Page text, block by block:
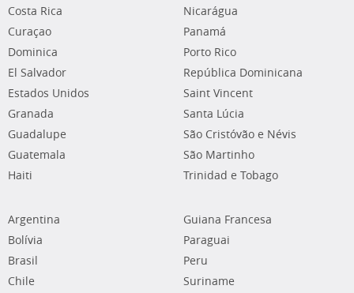
Costa Rica
Curaçao
Dominica
El Salvador
Estados Unidos
Granada
Guadalupe
Guatemala
Haiti
Nicarágua
Panamá
Porto Rico
República Dominicana
Saint Vincent
Santa Lúcia
São Cristóvão e Névis
São Martinho
Trinidad e Tobago
Argentina
Bolívia
Brasil
Chile
Guiana Francesa
Paraguai
Peru
Suriname